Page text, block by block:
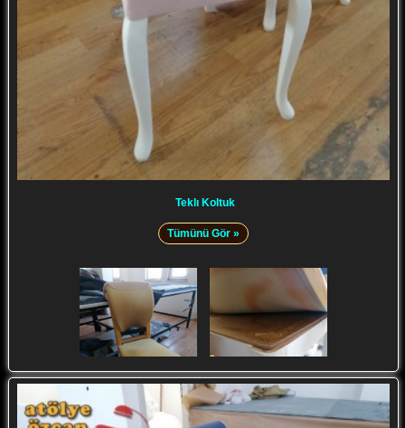
Teklı Koltuk
Tümünü Gör »